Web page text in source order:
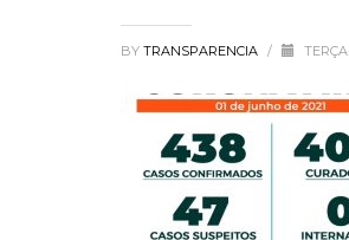
BY TRANSPARENCIA /